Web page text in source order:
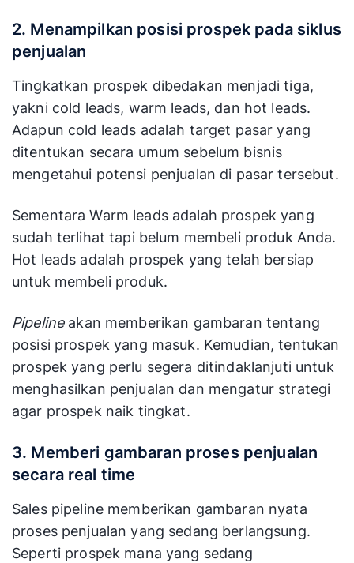
tahapan dan
representasi
lead
Pengguna
Utama
Tim penjualan
(Sales Reps,
Manager)
untuk aktivitas
harian,
pelacakan,
dan
operasional
Tim
Pemasaran &
Manajemen
Penjualan
analisis
strategis,
perencanaan
kampanye,
area
perbaikan
sistemik
Alat Utama
yang
Sales Pipeline
Report
2. Menampilkan posisi prospek pada siklus
penjualan
Tingkatkan prospek dibedakan menjadi tiga,
yakni cold leads, warm leads, dan hot leads.
Adapun cold leads adalah target pasar yang
ditentukan secara umum sebelum bisnis
mengetahui potensi penjualan di pasar tersebut.
Sementara Warm leads adalah prospek yang
sudah terlihat tapi belum membeli produk Anda.
Hot leads adalah prospek yang telah bersiap
untuk membeli produk.
Pipelineakan memberikan gambaran tentang
posisi prospek yang masuk. Kemudian, tentukan
prospek yang perlu segera ditindaklanjuti untuk
menghasilkan penjualan dan mengatur strategi
agar prospek naik tingkat.
3. Memberi gambaran proses penjualan
secara real time
Sales pipeline memberikan gambaran nyata
proses penjualan yang sedang berlangsung.
Seperti prospek mana yang sedang